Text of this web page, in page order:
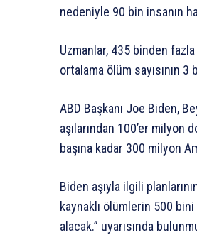
nedeniyle 90 bin insanın
Uzmanlar, 435 binden
ortalama ölüm sayısının
ABD Başkanı Joe Biden,
aşılarından 100’er milyon
başına kadar 300 milyon
Biden aşıyla ilgili
kaynaklı ölümlerin 500
alacak.” uyarısında